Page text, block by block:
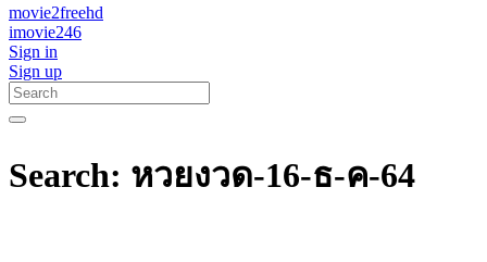
movie2freehd
imovie246
Sign in
Sign up
Search: หวยงวด-16-ธ-ค-64